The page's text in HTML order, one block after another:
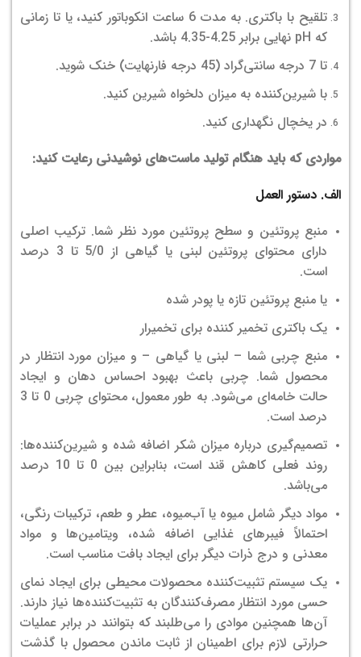
تلقیح با باکتری. به مدت 6 ساعت انکوباتور کنید، یا تا زمانی
که pH نهایی برابر 4.25-4.35 باشد.
تا 7 درجه سانتی‌گراد (45 درجه فارنهایت) خنک شوید.
با شیرین‌کننده به میزان دلخواه شیرین کنید.
در یخچال نگهداری کنید.
مواردی که باید هنگام تولید ماست‌های نوشیدنی رعایت کنید:
الف. دستور العمل
منبع پروتئین و سطح پروتئین مورد نظر شما. ترکیب اصلی
دارای محتوای پروتئین لبنی یا گیاهی از 5/0 تا 3 درصد
است.
یا منبع پروتئین تازه یا پودر شده
یک باکتری تخمیر کننده برای تخمیرار
منبع چربی شما – لبنی یا گیاهی – و میزان مورد انتظار در
محصول شما. چربی باعث بهبود احساس دهان و ایجاد
حالت خامه‌ای می‌شود. به طور معمول، محتوای چربی 0 تا 3
درصد است.
تصمیم‌گیری درباره میزان شکر اضافه شده و شیرین‌کننده‌ها:
روند فعلی کاهش قند است، بنابراین بین 0 تا 10 درصد
می‌باشد.
مواد دیگر شامل میوه یا آب‌میوه، عطر و طعم، ترکیبات رنگی،
احتمالاً فیبرهای غذایی اضافه شده، ویتامین‌ها و مواد
معدنی و درج ذرات دیگر برای ایجاد بافت مناسب است.
یک سیستم تثبیت‌کننده محصولات محیطی برای ایجاد نمای
حسی مورد انتظار مصرف‌کنندگان به تثبیت‌کننده‌ها نیاز دارند.
آن‌ها همچنین موادی را می‌طلبند که بتوانند در برابر عملیات
حرارتی لازم برای اطمینان از ثابت ماندن محصول با گذشت